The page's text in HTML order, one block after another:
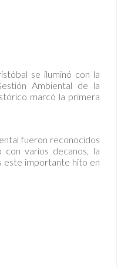
se iluminó con la
Ambiental de la
marcó la primera
fueron reconocidos
con varios decanos, la
este importante hito en